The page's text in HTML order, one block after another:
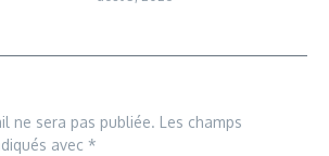
ne sera pas publiée. Les champs
avec *